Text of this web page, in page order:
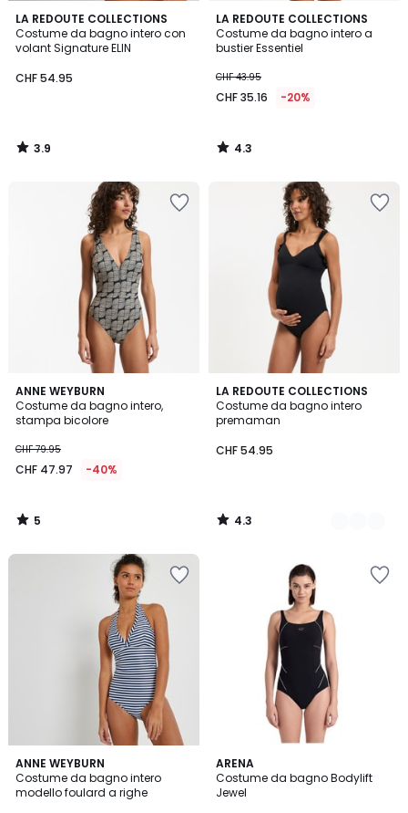
LA REDOUTE COLLECTIONS
Costume da bagno intero con
volant Signature ELIN
CHF 54.95
3.9
/ 5
3.9
/
LA REDOUTE COLLECTIONS
Costume da bagno intero a
bustier Essentiel
CHF 43.95
CHF 35.16 -20%
4.3
/ 5
4.3
/
ANNE WEYBURN
Costume da bagno intero,
stampa bicolore
CHF 79.95
CHF 47.97 -40%
5
/
5
5
/
LA REDOUTE COLLECTIONS
Costume da bagno intero
premaman
CHF 54.95
4.3
/ 5
2
Colori
4.3
/
ANNE WEYBURN
Costume da bagno intero
modello foulard a righe
4.4
/ 5
ARENA
Costume da bagno Bodylift
Jewel
4.7
/ 5